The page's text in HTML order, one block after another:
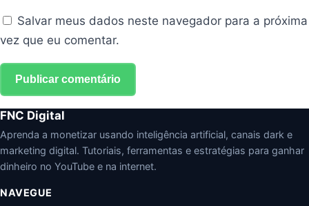
Salvar meus dados neste navegador para a próxima
vez que eu comentar.
FNC Digital
Aprenda a monetizar usando inteligência artificial, canais dark e
marketing digital. Tutoriais, ferramentas e estratégias para ganhar
dinheiro no YouTube e na internet.
NAVEGUE